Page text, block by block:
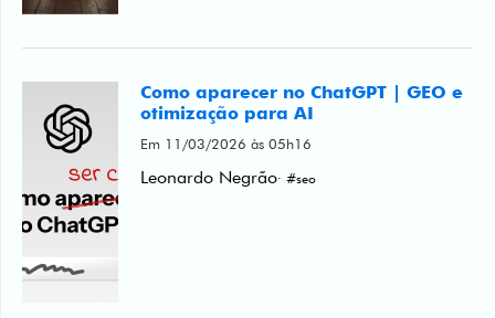
Como aparecer no ChatGPT | GEO e
otimização para AI
Em 11/03/2026 às 05h16
Leonardo Negrão· #seo